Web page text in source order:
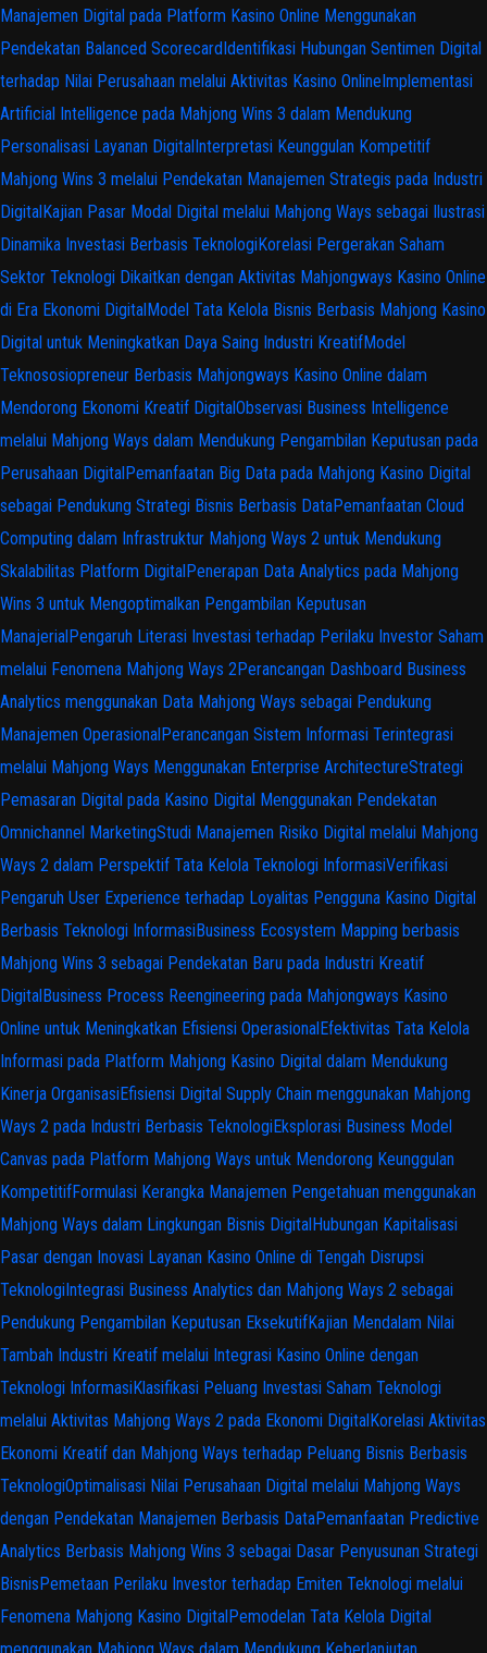
Manajemen Digital pada Platform Kasino Online Menggunakan
Pendekatan Balanced ScorecardIdentifikasi Hubungan Sentimen Digital
terhadap Nilai Perusahaan melalui Aktivitas Kasino OnlineImplementasi
Artificial Intelligence pada Mahjong Wins 3 dalam Mendukung
Personalisasi Layanan DigitalInterpretasi Keunggulan Kompetitif
Mahjong Wins 3 melalui Pendekatan Manajemen Strategis pada Industri
DigitalKajian Pasar Modal Digital melalui Mahjong Ways sebagai Ilustrasi
Dinamika Investasi Berbasis TeknologiKorelasi Pergerakan Saham
Sektor Teknologi Dikaitkan dengan Aktivitas Mahjongways Kasino Online
di Era Ekonomi DigitalModel Tata Kelola Bisnis Berbasis Mahjong Kasino
Digital untuk Meningkatkan Daya Saing Industri KreatifModel
Teknososiopreneur Berbasis Mahjongways Kasino Online dalam
Mendorong Ekonomi Kreatif DigitalObservasi Business Intelligence
melalui Mahjong Ways dalam Mendukung Pengambilan Keputusan pada
Perusahaan DigitalPemanfaatan Big Data pada Mahjong Kasino Digital
sebagai Pendukung Strategi Bisnis Berbasis DataPemanfaatan Cloud
Computing dalam Infrastruktur Mahjong Ways 2 untuk Mendukung
Skalabilitas Platform DigitalPenerapan Data Analytics pada Mahjong
Wins 3 untuk Mengoptimalkan Pengambilan Keputusan
ManajerialPengaruh Literasi Investasi terhadap Perilaku Investor Saham
melalui Fenomena Mahjong Ways 2Perancangan Dashboard Business
Analytics menggunakan Data Mahjong Ways sebagai Pendukung
Manajemen OperasionalPerancangan Sistem Informasi Terintegrasi
melalui Mahjong Ways Menggunakan Enterprise ArchitectureStrategi
Pemasaran Digital pada Kasino Digital Menggunakan Pendekatan
Omnichannel MarketingStudi Manajemen Risiko Digital melalui Mahjong
Ways 2 dalam Perspektif Tata Kelola Teknologi InformasiVerifikasi
Pengaruh User Experience terhadap Loyalitas Pengguna Kasino Digital
Berbasis Teknologi InformasiBusiness Ecosystem Mapping berbasis
Mahjong Wins 3 sebagai Pendekatan Baru pada Industri Kreatif
DigitalBusiness Process Reengineering pada Mahjongways Kasino
Online untuk Meningkatkan Efisiensi OperasionalEfektivitas Tata Kelola
Informasi pada Platform Mahjong Kasino Digital dalam Mendukung
Kinerja OrganisasiEfisiensi Digital Supply Chain menggunakan Mahjong
Ways 2 pada Industri Berbasis TeknologiEksplorasi Business Model
Canvas pada Platform Mahjong Ways untuk Mendorong Keunggulan
KompetitifFormulasi Kerangka Manajemen Pengetahuan menggunakan
Mahjong Ways dalam Lingkungan Bisnis DigitalHubungan Kapitalisasi
Pasar dengan Inovasi Layanan Kasino Online di Tengah Disrupsi
TeknologiIntegrasi Business Analytics dan Mahjong Ways 2 sebagai
Pendukung Pengambilan Keputusan EksekutifKajian Mendalam Nilai
Tambah Industri Kreatif melalui Integrasi Kasino Online dengan
Teknologi InformasiKlasifikasi Peluang Investasi Saham Teknologi
melalui Aktivitas Mahjong Ways 2 pada Ekonomi DigitalKorelasi Aktivitas
Ekonomi Kreatif dan Mahjong Ways terhadap Peluang Bisnis Berbasis
TeknologiOptimalisasi Nilai Perusahaan Digital melalui Mahjong Ways
dengan Pendekatan Manajemen Berbasis DataPemanfaatan Predictive
Analytics Berbasis Mahjong Wins 3 sebagai Dasar Penyusunan Strategi
BisnisPemetaan Perilaku Investor terhadap Emiten Teknologi melalui
Fenomena Mahjong Kasino DigitalPemodelan Tata Kelola Digital
menggunakan Mahjong Ways dalam Mendukung Keberlanjutan